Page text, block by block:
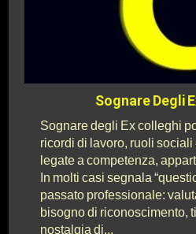
Sognare Degli
Sognare degli Ex colleghi
ricordi di lavoro, ruoli sociali
legate a competenza,
In molti casi segnala
passato professionale:
bisogno di riconoscimento,
nostalgia di...